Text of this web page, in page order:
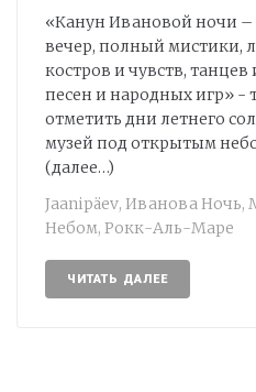
«Канун Ивановой ночи
вечер, полный
костров и чувств,
песен и народных игр» -
отметить дни летнего
музей под открытым
(далее…)
Jaanipäev, Иванова Ночь,
Небом, Рокк-Аль-Маре
ЧИТАТЬ ДАЛЕЕ